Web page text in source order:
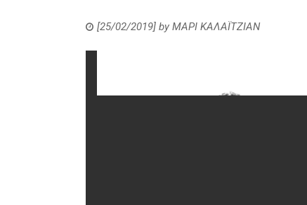
[25/02/2019] by ΜΑΡΙ ΚΑΛΑΪΤΖΙΑΝ